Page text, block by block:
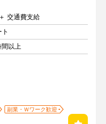
交通費支給
間以上
副業・Ｗワーク歓迎